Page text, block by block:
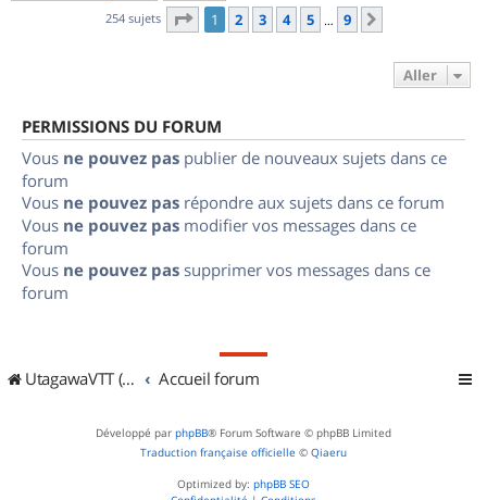
254 sujets Page 1sur
1 2 3 4 5 … 9
Aller
PERMISSIONS DU FORUM
Vous ne pouvez pas publier de nouveaux sujets dans ce
forum
Vous ne pouvez pas répondre aux sujets dans ce forum
Vous ne pouvez pas modifier vos messages dans ce
forum
Vous ne pouvez pas supprimer vos messages dans ce
forum
UtagawaVTT (Randos VTT et VTTAE avec traces GPS) Accueil forum
Développé par phpBB® Forum Software © phpBB Limited
Traduction française officielle © Qiaeru
Optimized by: phpBB SEO